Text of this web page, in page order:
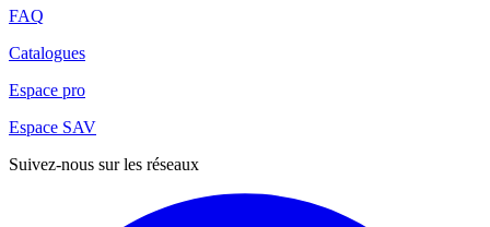
FAQ
Catalogues
Espace pro
Espace SAV
Suivez-nous sur les réseaux